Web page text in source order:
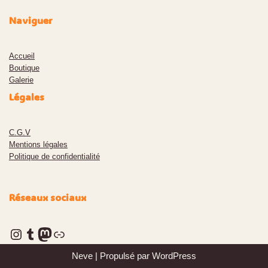
Naviguer
Accueil
Boutique
Galerie
Légales
C.G.V
Mentions légales
Politique de confidentialité
Réseaux sociaux
Neve | Propulsé par WordPress